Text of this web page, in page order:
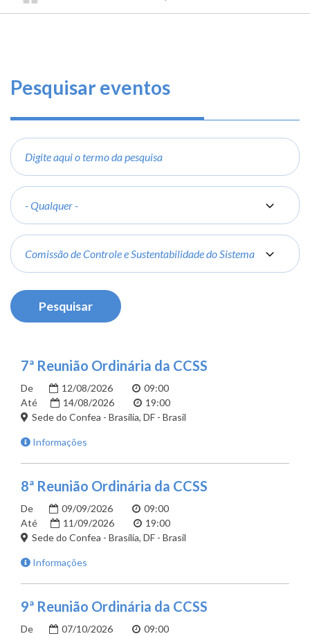
O
Fale
Conosco
Transparência
de
Contas
TRILHA
CONSELHO
FEDERAL
Pesquisar eventos
Digite
aqui
o
termo
da
pesquisa
Categoria
Grupo
7ª Reunião Ordinária da CCSS
De 12/08/2026
09:00
Até
14/08/2026
19:00
Sede do Confea - Brasília, DF - Brasil
Informações
8ª Reunião Ordinária da CCSS
De 09/09/2026
09:00
Até
11/09/2026
19:00
Sede do Confea - Brasília, DF - Brasil
Informações
9ª Reunião Ordinária da CCSS
De 07/10/2026
09:00